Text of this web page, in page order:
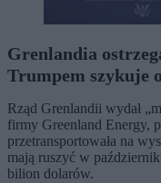
Grenlandia
Trumpem szykuje
Rząd Grenlandii wydał
firmy Greenland Energy,
przetransportowała na
mają ruszyć w
bilion dolarów.